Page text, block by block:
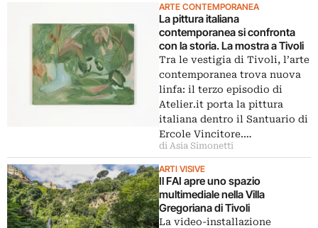
ARTE CONTEMPORANEA
La pittura italiana
contemporanea si confronta
con la storia. La mostra a Tivoli
Tra le vestigia di Tivoli, l’arte
contemporanea trova nuova
linfa: il terzo episodio di
Atelier.it porta la pittura
italiana dentro il Santuario di
Ercole Vincitore.…
di Asia Simonetti
ARTI VISIVE
Il FAI apre uno spazio
multimediale nella Villa
Gregoriana di Tivoli
La video-installazione